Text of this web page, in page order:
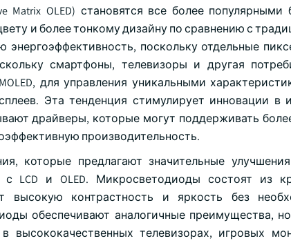
Matrix OLED) становятся все более популярными
и более тонкому дизайну по сравнению с
поскольку отдельные
смартфоны, телевизоры и другая
для управления уникальными
Эта тенденция стимулирует инновации в
драйверы, которые могут поддерживать
производительность.
которые предлагают значительные
LCD и OLED. Микросветодиоды состоят из
высокую контрастность и яркость без
обеспечивают аналогичные преимущества,
телевизорах, игровых